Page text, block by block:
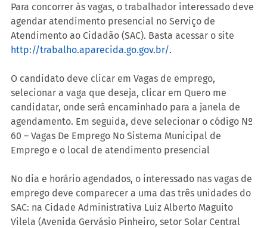
Para concorrer às vagas, o trabalhador interessado deve
agendar atendimento presencial no Serviço de
Atendimento ao Cidadão (SAC). Basta acessar o site
http://trabalho.aparecida.go.gov.br/.
O candidato deve clicar em Vagas de emprego,
selecionar a vaga que deseja, clicar em Quero me
candidatar, onde será encaminhado para a janela de
agendamento. Em seguida, deve selecionar o código Nº
60 – Vagas De Emprego No Sistema Municipal de
Emprego e o local de atendimento presencial
No dia e horário agendados, o interessado nas vagas de
emprego deve comparecer a uma das três unidades do
SAC: na Cidade Administrativa Luiz Alberto Maguito
Vilela (Avenida Gervásio Pinheiro, setor Solar Central